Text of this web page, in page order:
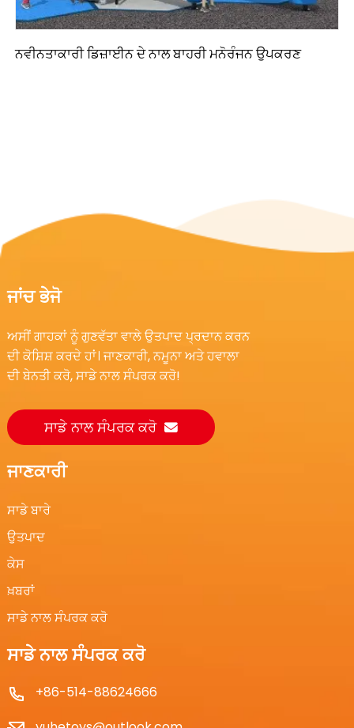
ਨਵੀਨਤਾਕਾਰੀ ਡਿਜ਼ਾਈਨ ਦੇ ਨਾਲ ਬਾਹਰੀ ਮਨੋਰੰਜਨ ਉਪਕਰਣ
ਜਾਂਚ ਭੇਜੋ
ਅਸੀਂ ਗਾਹਕਾਂ ਨੂੰ ਗੁਣਵੱਤਾ ਵਾਲੇ ਉਤਪਾਦ ਪ੍ਰਦਾਨ ਕਰਨ
ਦੀ ਕੋਸ਼ਿਸ਼ ਕਰਦੇ ਹਾਂ। ਜਾਣਕਾਰੀ, ਨਮੂਨਾ ਅਤੇ ਹਵਾਲਾ
ਦੀ ਬੇਨਤੀ ਕਰੋ, ਸਾਡੇ ਨਾਲ ਸੰਪਰਕ ਕਰੋ!
ਸਾਡੇ ਨਾਲ ਸੰਪਰਕ ਕਰੋ
ਜਾਣਕਾਰੀ
ਸਾਡੇ ਬਾਰੇ
ਉਤਪਾਦ
ਕੇਸ
ਖ਼ਬਰਾਂ
ਸਾਡੇ ਨਾਲ ਸੰਪਰਕ ਕਰੋ
ਸਾਡੇ ਨਾਲ ਸੰਪਰਕ ਕਰੋ
+86-514-88624666